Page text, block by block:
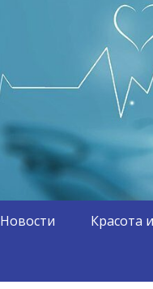
Новости Красота